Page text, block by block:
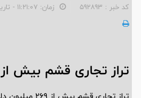
کد خبر : 592893 زمان: ۱۱:۲۱:۰۷ - تاریخ: ۱۴۰۲/۱۱/۰۷
تراز تجاری قشم بیش از 269 میلیون دلار شد